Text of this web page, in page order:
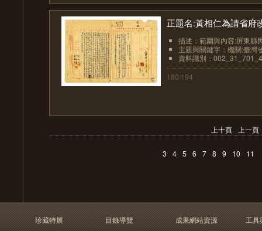
正題名:黃相仁為請省府
描述：範圍與內容:屏東縣
主題與關鍵字：機關:臺灣
資料識別：
180/194
上十頁 上一頁
3 4 5 6 7 8 9 10 11
珍藏特展
目錄導覽
成果網站資源
工具